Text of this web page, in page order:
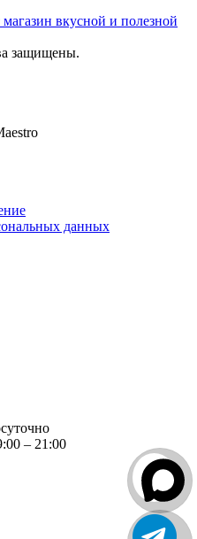
защищены.
данных
– 21:00